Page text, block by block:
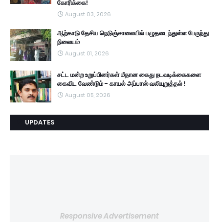
கோரிக்கை!
August 03, 2026
ஆற்காடு தேசிய நெடுஞ்சாலையில் பழுதடைந்துள்ள பேருந்து
நிலையம்
August 01, 2026
சட்ட மன்ற உறுப்பினர்கள் மீதான கைது நடவடிக்கைகளை
கைவிட வேண்டும் - காயல் அப்பாஸ் வலியுறுத்தல் !
August 05, 2026
UPDATES
Responsive Advertisement